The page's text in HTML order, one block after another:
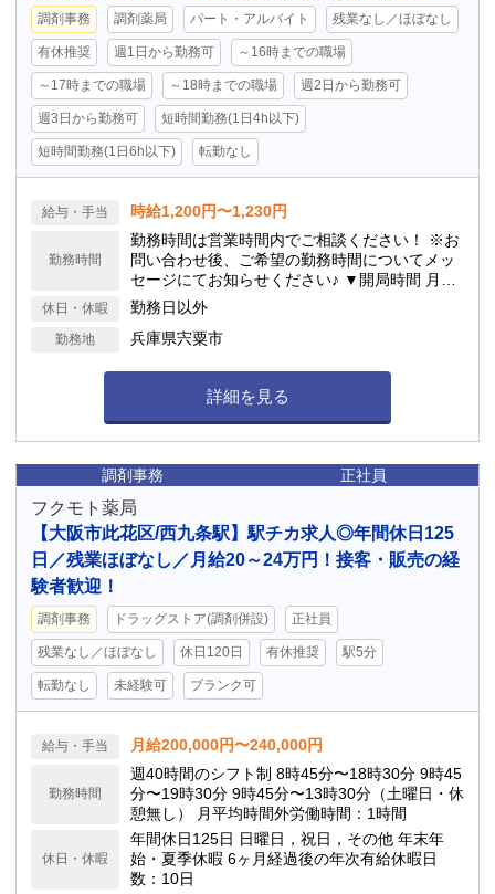
調剤事務 調剤薬局 パート・アルバイト 残業なし／ほぼなし
有休推奨 週1日から勤務可 ～16時までの職場
～17時までの職場 ～18時までの職場 週2日から勤務可
週3日から勤務可 短時間勤務(1日4h以下)
短時間勤務(1日6h以下) 転勤なし
給与・手当 時給1,200円〜1,230円
勤務時間
勤務時間は営業時間内でご相談ください！ ※お
問い合わせ後、ご希望の勤務時間についてメッ
セージにてお知らせください♪ ▼開局時間 月〜
金曜日： 9:00〜13:00、14:30〜18:30／土曜
日： 9:00〜13:00
休日・休暇 勤務日以外
勤務地 兵庫県宍粟市
詳細を見る
調剤事務 正社員
フクモト薬局
【大阪市此花区/西九条駅】駅チカ求人◎年間休日125
日／残業ほぼなし／月給20～24万円！接客・販売の経
験者歓迎！
調剤事務 ドラッグストア(調剤併設) 正社員
残業なし／ほぼなし 休日120日 有休推奨 駅5分
転勤なし 未経験可 ブランク可
給与・手当 月給200,000円〜240,000円
勤務時間
週40時間のシフト制 8時45分〜18時30分 9時45
分〜19時30分 9時45分〜13時30分（土曜日・休
憩無し） 月平均時間外労働時間：1時間
休日・休暇
年間休日125日 日曜日，祝日，その他 年末年
始・夏季休暇 6ヶ月経過後の年次有給休暇日
数：10日